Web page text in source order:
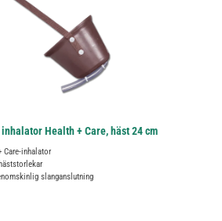
Health + Care, häst 24 cm
Care-inhalator
slanganslutning